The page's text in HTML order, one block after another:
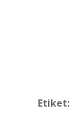
Etiket: